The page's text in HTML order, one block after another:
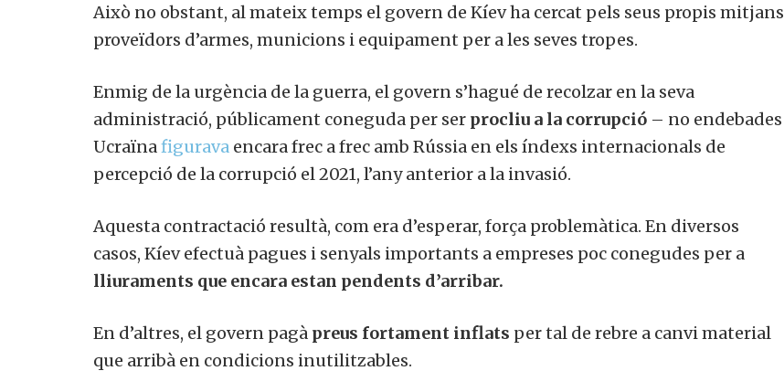
Això no obstant, al mateix temps el govern de Kíev ha cercat pels seus propis mitjans
proveïdors d’armes, municions i equipament per a les seves tropes.
Enmig de la urgència de la guerra, el govern s’hagué de recolzar en la seva
administració, públicament coneguda per ser procliu a la corrupció – no endebades
Ucraïnafigurava encara frec a frec amb Rússia en els índexs internacionals de
percepció de la corrupció el 2021, l’any anterior a la invasió.
Aquesta contractació resultà, com era d’esperar, força problemàtica. En diversos
casos, Kíev efectuà pagues i senyals importants a empreses poc conegudes per a
lliuraments que encara estan pendents d’arribar.
En d’altres, el govern pagà preus fortament inflats per tal de rebre a canvi material
que arribà en condicions inutilitzables.